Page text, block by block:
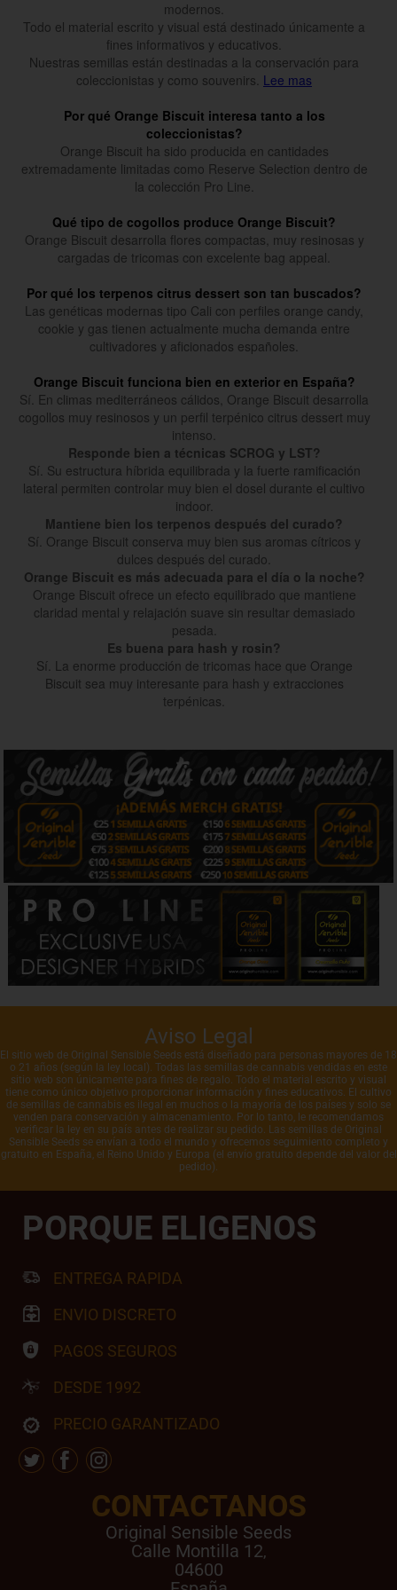
modernos.
Todo el material escrito y visual está destinado únicamente a
fines informativos y educativos.
Nuestras semillas están destinadas a la conservación para
coleccionistas y como souvenirs. Lee mas
Por qué Orange Biscuit interesa tanto a los
coleccionistas?
Orange Biscuit ha sido producida en cantidades
extremadamente limitadas como Reserve Selection dentro de
la colección Pro Line.
Qué tipo de cogollos produce Orange Biscuit?
Orange Biscuit desarrolla flores compactas, muy resinosas y
cargadas de tricomas con excelente bag appeal.
Por qué los terpenos citrus dessert son tan buscados?
Las genéticas modernas tipo Cali con perfiles orange candy,
cookie y gas tienen actualmente mucha demanda entre
cultivadores y aficionados españoles.
Orange Biscuit funciona bien en exterior en España?
Sí. En climas mediterráneos cálidos, Orange Biscuit desarrolla
cogollos muy resinosos y un perfil terpénico citrus dessert muy
intenso.
Responde bien a técnicas SCROG y LST?
Sí. Su estructura híbrida equilibrada y la fuerte ramificación
lateral permiten controlar muy bien el dosel durante el cultivo
indoor.
Mantiene bien los terpenos después del curado?
Sí. Orange Biscuit conserva muy bien sus aromas cítricos y
dulces después del curado.
Orange Biscuit es más adecuada para el día o la noche?
Orange Biscuit ofrece un efecto equilibrado que mantiene
claridad mental y relajación suave sin resultar demasiado
pesada.
Es buena para hash y rosin?
Sí. La enorme producción de tricomas hace que Orange
Biscuit sea muy interesante para hash y extracciones
terpénicas.
Aviso Legal
El sitio web de Original Sensible Seeds está diseñado para personas mayores de 18
o 21 años (según la ley local). Todas las semillas de cannabis vendidas en este
sitio web son únicamente para fines de regalo. Todo el material escrito y visual
tiene como único objetivo proporcionar información y fines educativos. El cultivo
de semillas de cannabis es ilegal en muchos o la mayoría de los países y solo se
venden para conservación y almacenamiento. Por lo tanto, le recomendamos
verificar la ley en su país antes de realizar su pedido. Las semillas de Original
Sensible Seeds se envían a todo el mundo y ofrecemos seguimiento completo y
gratuito en España, el Reino Unido y Europa (el envío gratuito depende del valor del
pedido).
CONTACTANOS
Original Sensible Seeds
Calle Montilla 12,
04600
PORQUE ELIGENOS
ENTREGA RAPIDA
ENVIO DISCRETO
PAGOS SEGUROS
DESDE 1992
PRECIO GARANTIZADO